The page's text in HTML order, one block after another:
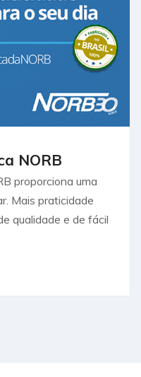
NORB
proporciona uma
Mais praticidade
qualidade e de fácil